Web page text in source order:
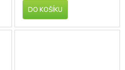
DO KOŠÍKU